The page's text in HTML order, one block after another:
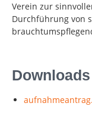
Verein zur
Durchführung von